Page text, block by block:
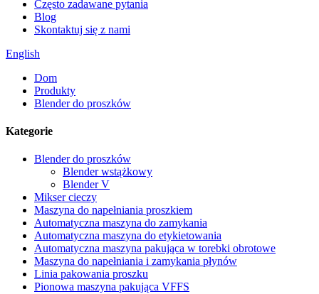
Często zadawane pytania
Blog
Skontaktuj się z nami
English
Dom
Produkty
Blender do proszków
Kategorie
Blender do proszków
Blender wstążkowy
Blender V
Mikser cieczy
Maszyna do napełniania proszkiem
Automatyczna maszyna do zamykania
Automatyczna maszyna do etykietowania
Automatyczna maszyna pakująca w torebki obrotowe
Maszyna do napełniania i zamykania płynów
Linia pakowania proszku
Pionowa maszyna pakująca VFFS